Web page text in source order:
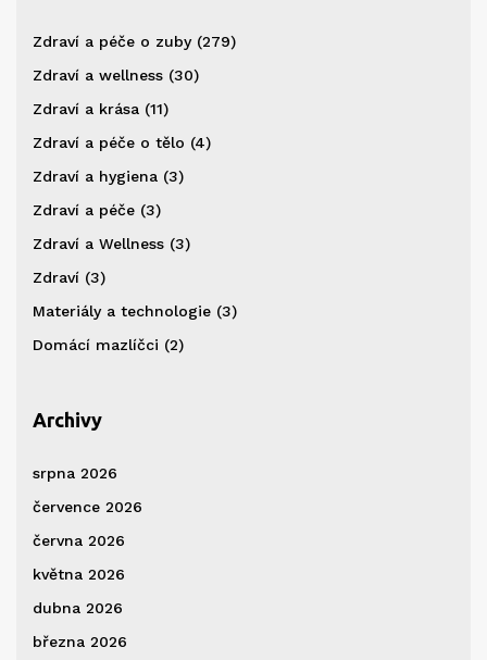
Zdraví a péče o zuby (279)
Zdraví a wellness (30)
Zdraví a krása (11)
Zdraví a péče o tělo (4)
Zdraví a hygiena (3)
Zdraví a péče (3)
Zdraví a Wellness (3)
Zdraví (3)
Materiály a technologie (3)
Domácí mazlíčci (2)
Archivy
srpna 2026
července 2026
června 2026
května 2026
dubna 2026
března 2026